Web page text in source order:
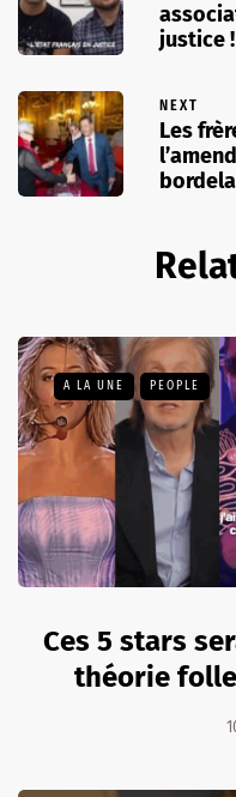
justice !
NEXT
Les
A LA UNE PEOPLE
Ces 5 stars
théorie